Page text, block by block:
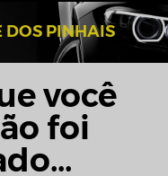
DOS PINHAIS
você
foi